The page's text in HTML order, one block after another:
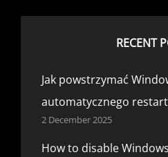
RECENT
Jak powstrzymać
automatycznego
2 December 2025
How to disable